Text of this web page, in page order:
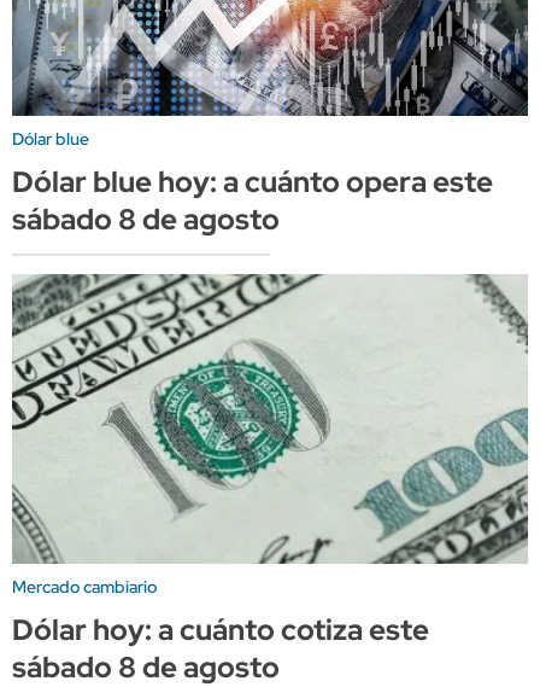
Dólar blue
Dólar blue hoy: a cuánto opera este
sábado 8 de agosto
Mercado cambiario
Dólar hoy: a cuánto cotiza este
sábado 8 de agosto